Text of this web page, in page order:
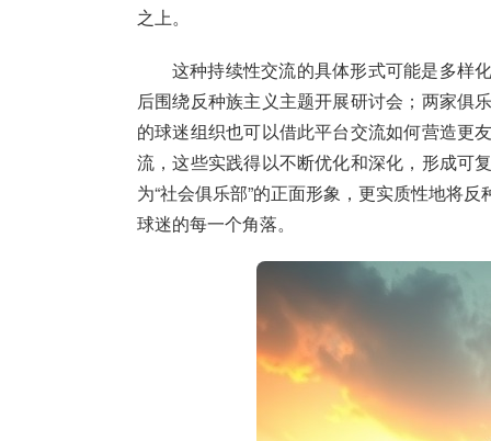
之上。
这种持续性交流的具体形式可能是多样
后围绕反种族主义主题开展研讨会；两家俱
的球迷组织也可以借此平台交流如何营造更
流，这些实践得以不断优化和深化，形成可
为“社会俱乐部”的正面形象，更实质性地将
球迷的每一个角落。